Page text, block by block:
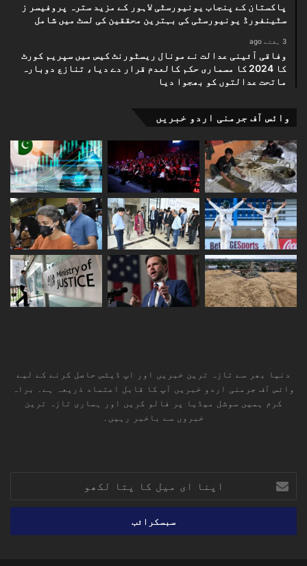
پاکستان کے پنجاب یونیورسٹی لاہور کے مزید سترہ پروفیسر ز
سٹینفورڈ یونیورسٹی کی بہترین محققین کی لسٹ میں شامل
3 ہفتے ago
وفاقی آئینی عدالت نے مونال ریسٹورنٹ کیس میں سپریم کورٹ
کا 2024 کا مسماری حکم کالعدم قرار دے دیا، تنازع دوبارہ
ماتحت عدالتوں کو بھجوا دیا
وائس آف جرمنی اردو خبریں
دنیا بھر سے تازہ ترین خبریں اور اپ ڈیٹس حاصل کرنے کے لیے
وائس آف جرمنی اردو خبریں آپ کا قابل اعتماد ذریعہ ہے۔ براہ
کرم ہمیں سوشل میڈیا پر فالو کریں اور ہماری تازہ ترین
خبروں سے باخبر رہیں۔
ای
میل
پتا